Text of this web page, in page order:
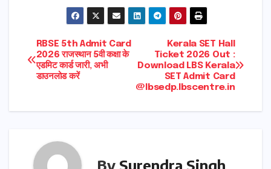
Post
navigation
Kerala SET Hall
Ticket 2026 Out :
Download LBS Kerala
SET Admit Card
@lbsedp.lbscentre.in
RBSE 5th Admit Card
2026 राजस्थान 5वी कक्षा के
एडमिट कार्ड जारी, अभी
डाउनलोड करें
By Surendra Singh